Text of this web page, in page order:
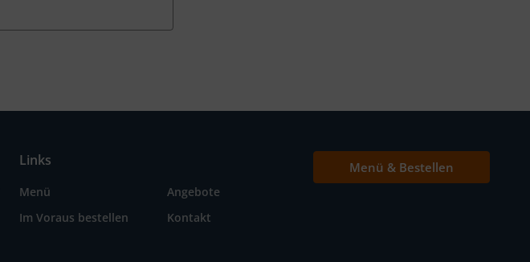
Links
Menü
Angebote
Im Voraus bestellen
Kontakt
Menü & Bestellen